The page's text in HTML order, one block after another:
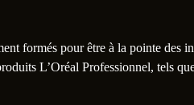
formés pour être à la pointe des
L’Oréal Professionnel, tels